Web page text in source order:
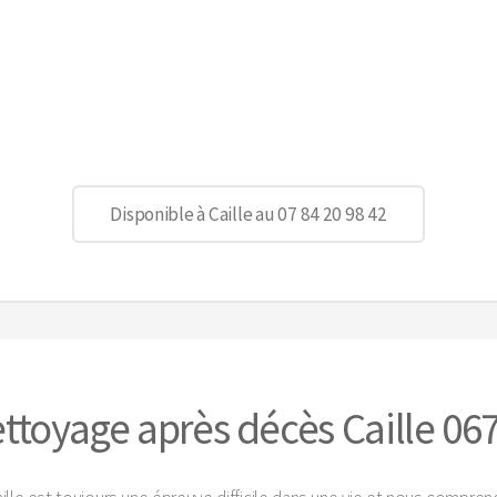
Disponible à Caille au 07 84 20 98 42
après décès Caille